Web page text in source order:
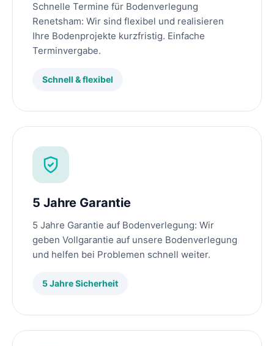
Schnelle Termine für Bodenverlegung
Renetsham: Wir sind flexibel und realisieren
Ihre Bodenprojekte kurzfristig. Einfache
Terminvergabe.
Schnell & flexibel
5 Jahre Garantie
5 Jahre Garantie auf Bodenverlegung: Wir
geben Vollgarantie auf unsere Bodenverlegung
und helfen bei Problemen schnell weiter.
5 Jahre Sicherheit